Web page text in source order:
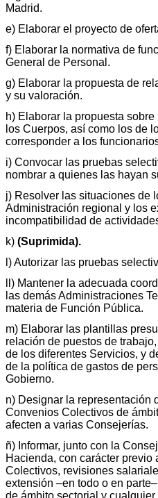
Madrid.
e) Elaborar el proyecto de
f) Elaborar la normativa de
General de Personal.
g) Elaborar la propuesta de
y su valoración.
h) Elaborar la propuesta
los Cuerpos, así como los de
corresponder a los
i) Convocar las pruebas
nombrar a quienes las hayan
j) Resolver las situaciones de
Administración regional y los
incompatibilidad de
k) (Suprimida).
l) Autorizar las pruebas
ll) Mantener la adecuada
las demás Administraciones
materia de Función Pública.
m) Elaborar las plantillas
relación de puestos de
de los diferentes Servicios, y
de la política de gastos de
Gobierno.
n) Designar la representación
Convenios Colectivos de
afecten a varias Consejerías.
ñ) Informar, junto con la
Hacienda, con carácter previo
Colectivos, revisiones
extensión –en todo o en
de ámbito sectorial y